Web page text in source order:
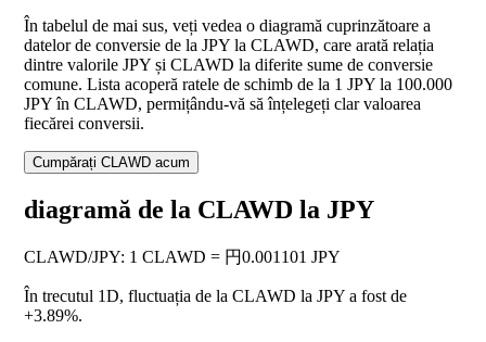
În tabelul de mai sus, veți vedea o diagramă cuprinzătoare a
datelor de conversie de la JPY la CLAWD, care arată relația
dintre valorile JPY și CLAWD la diferite sume de conversie
comune. Lista acoperă ratele de schimb de la 1 JPY la 100.000
JPY în CLAWD, permițându-vă să înțelegeți clar valoarea
fiecărei conversii.
Cumpărați CLAWD acum
diagramă de la CLAWD la JPY
CLAWD/JPY: 1 CLAWD = 円0.001101 JPY
În trecutul 1D, fluctuația de la CLAWD la JPY a fost de
+3.89%.